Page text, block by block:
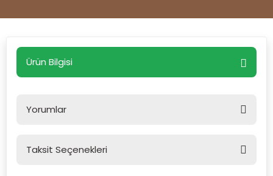
Ürün Bilgisi
Yorumlar
Taksit Seçenekleri